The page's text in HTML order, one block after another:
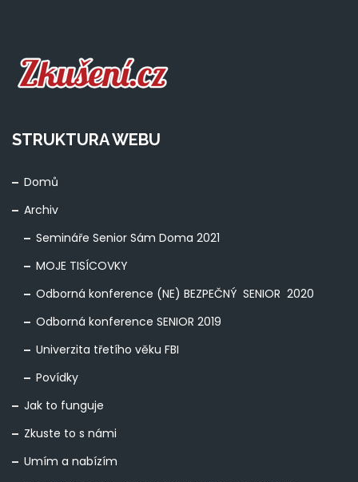
STRUKTURA WEBU
Domů
Archiv
Semináře Senior Sám Doma 2021
MOJE TISÍCOVKY
Odborná konference (NE) BEZPEČNÝ SENIOR 2020
Odborná konference SENIOR 2019
Univerzita třetího věku FBI
Povídky
Jak to funguje
Zkuste to s námi
Umím a nabízím